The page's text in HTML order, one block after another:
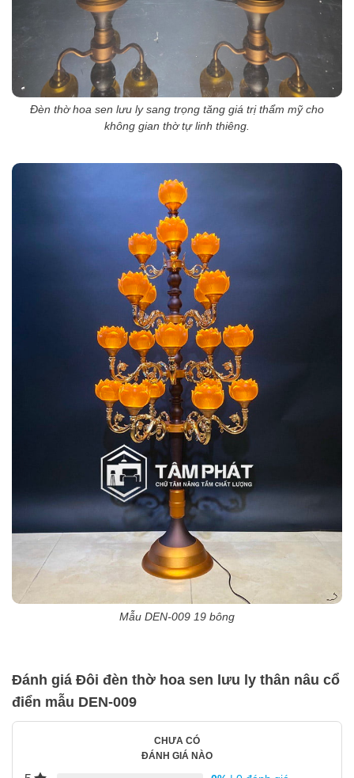
Đèn thờ hoa sen lưu ly sang trọng tăng giá trị thẩm mỹ cho
không gian thờ tự linh thiêng.
Mẫu DEN-009 19 bông
Đánh giá Đôi đèn thờ hoa sen lưu ly thân nâu cổ
điển mẫu DEN-009
CHƯA CÓ
ĐÁNH GIÁ NÀO